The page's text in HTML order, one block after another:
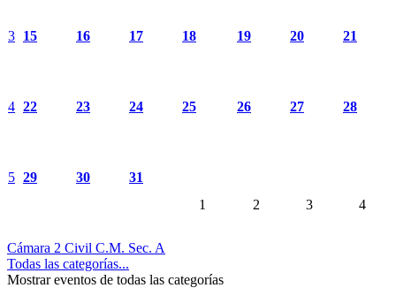
3 15 16 17 18 19 20 21
4 22 23 24 25 26 27 28
5 29 30
31
1
2 3 4
Cámara 2 Civil C.M. Sec. A
Todas las categorías...
Mostrar eventos de todas las categorías